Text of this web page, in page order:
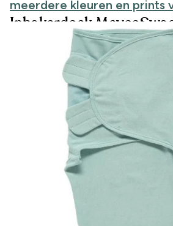
meerdere kleuren en prints
Inbakerdoek